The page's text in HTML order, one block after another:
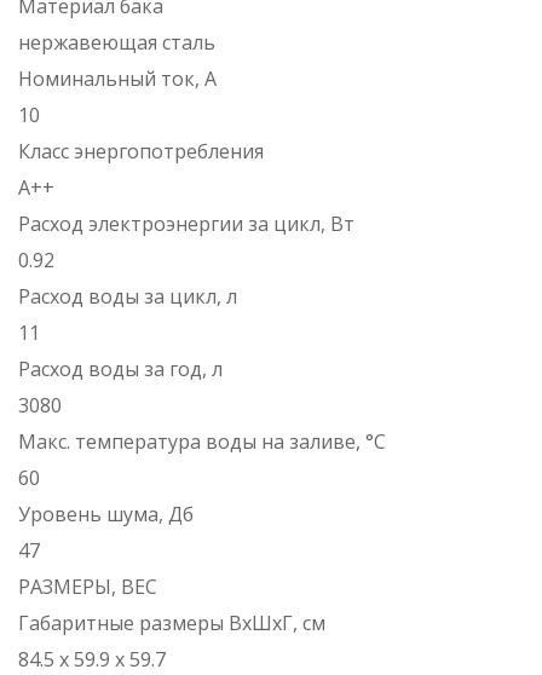
Материал бака
нержавеющая сталь
Номинальный ток, А
10
Класс энергопотребления
А++
Расход электроэнергии за цикл, Вт
0.92
Расход воды за цикл, л
11
Расход воды за год, л
3080
Макс. температура воды на заливе, °C
60
Уровень шума, Дб
47
РАЗМЕРЫ, ВЕС
Габаритные размеры ВхШхГ, см
84.5 х 59.9 х 59.7